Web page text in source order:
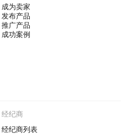
成为卖家
发布产品
推广产品
成功案例
经纪商
经纪商列表